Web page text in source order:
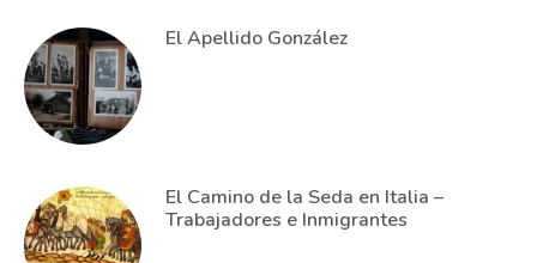
El Apellido González
El Camino de la Seda en Italia –
Trabajadores e Inmigrantes